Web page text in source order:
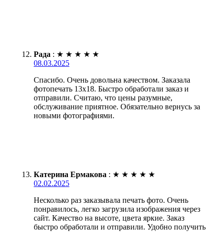
Рада : ★ ★ ★ ★ ★
08.03.2025
Спасибо. Очень довольна качеством. Заказала
фотопечать 13х18. Быстро обработали заказ и
отправили. Считаю, что цены разумные,
обслуживание приятное. Обязательно вернусь за
новыми фотографиями.
Катерина Ермакова : ★ ★ ★ ★ ★
02.02.2025
Несколько раз заказывала печать фото. Очень
понравилось, легко загрузила изображения через
сайт. Качество на высоте, цвета яркие. Заказ
быстро обработали и отправили. Удобно получить